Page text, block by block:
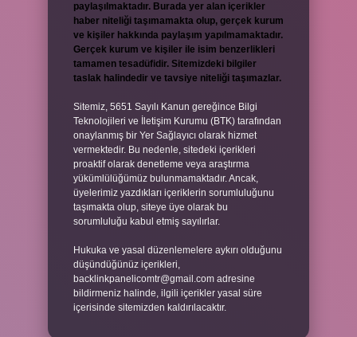
paylaşılmaktadır. Burada yer alan içerikler
haber niteliği taşımamakta olup, gerçek kurum
ve kişiler hakkında paylaşım yapılmamaktadır.
Gerçek kurum ve kişiler ile isim benzerlikleri
tamamen tesadüfidir. Sitemizdeki bilgiler
taslak halindedir ve tavsiye niteliği taşımazlar.
Sitemiz, 5651 Sayılı Kanun gereğince Bilgi
Teknolojileri ve İletişim Kurumu (BTK) tarafından
onaylanmış bir Yer Sağlayıcı olarak hizmet
vermektedir. Bu nedenle, sitedeki içerikleri
proaktif olarak denetleme veya araştırma
yükümlülüğümüz bulunmamaktadır. Ancak,
üyelerimiz yazdıkları içeriklerin sorumluluğunu
taşımakta olup, siteye üye olarak bu
sorumluluğu kabul etmiş sayılırlar.
Hukuka ve yasal düzenlemelere aykırı olduğunu
düşündüğünüz içerikleri,
backlinkpanelicomtr@gmail.com adresine
bildirmeniz halinde, ilgili içerikler yasal süre
içerisinde sitemizden kaldırılacaktır.